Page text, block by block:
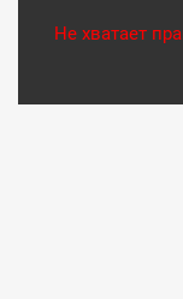
Не хватает